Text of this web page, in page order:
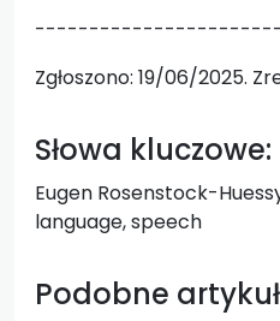
Zgłoszono: 19/06/2025.
Słowa kluczowe:
Eugen Rosenstock-
language, speech
Podobne